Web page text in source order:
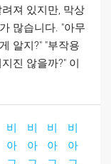
져 있지만, 막상
많습니다. "아무
알지?" "부작용
진 않을까?" 이
비
아
비
아
비
아
비
아